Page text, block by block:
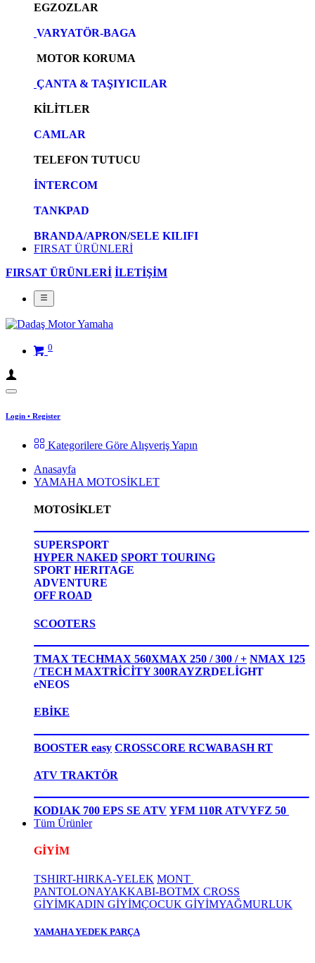
EGZOZLAR
VARYATÖR-BAGA
MOTOR KORUMA
ÇANTA & TAŞIYICILAR
KİLİTLER
CAMLAR
TELEFON TUTUCU
İNTERCOM
TANKPAD
BRANDA/APRON/SELE KILIFI
FIRSAT ÜRÜNLERİ
FIRSAT ÜRÜNLERİ İLETİŞİM
0
Login • Register
Kategorilere Göre Alışveriş Yapın
Anasayfa
YAMAHA MOTOSİKLET
MOTOSİKLET
SUPERSPORT
HYPER NAKED SPORT TOURING
SPORT HERITAGE
ADVENTURE
OFF ROAD
SCOOTERS
TMAX TECHMAX 560XMAX 250 / 300 / + NMAX 125
/ TECH MAXTRİCİTY 300RAYZRDELİGHT
eNEOS
EBİKE
BOOSTER easy CROSSCORE RCWABASH RT
ATV TRAKTÖR
KODIAK 700 EPS SE ATV YFM 110R ATVYFZ 50
Tüm Ürünler
GİYİM
TSHIRT-HIRKA-YELEK MONT
PANTOLONAYAKKABI-BOTMX CROSS
GİYİMKADIN GİYİMÇOCUK GİYİMYAĞMURLUK
YAMAHA YEDEK PARÇA